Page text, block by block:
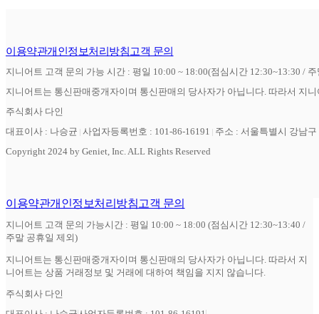
이용약관개인정보처리방침고객 문의
지니어트 고객 문의 가능 시간 : 평일 10:00 ~ 18:00(점심시간 12:30~13:30 /
지니어트는 통신판매중개자이며 통신판매의 당사자가 아닙니다. 따라서 지
주식회사 다인
대표이사 : 나승균 사업자등록번호 : 101-86-16191
주소 : 서울특별시 강남
Copyright 2024 by Geniet, Inc. ALL Rights Reserved
이용약관개인정보처리방침고객 문의
지니어트 고객 문의 가능시간 : 평일 10:00 ~ 18:00 (점심시간 12:30~13:40 /
주말 공휴일 제외)
지니어트는 통신판매중개자이며 통신판매의 당사자가 아닙니다. 따라서 지
니어트는 상품 거래정보 및 거래에 대하여 책임을 지지 않습니다.
주식회사 다인